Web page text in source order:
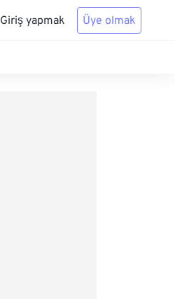
Giriş yapmak Üye olmak